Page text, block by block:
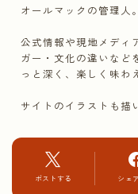
オールマックの管理人。
公式情報や現地メディ
ガー・文化の違いなど
っと深く、楽しく味わ
サイトのイラストも描
ポストする シェ